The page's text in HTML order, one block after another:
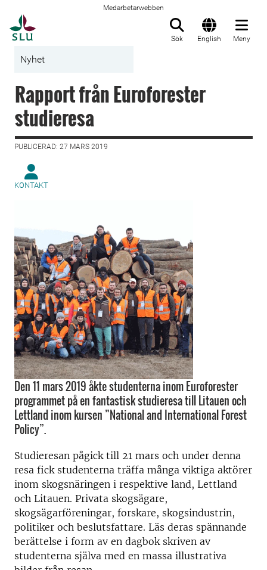
Medarbetarwebben
Sök English Meny
Nyhet
Rapport från Euroforester
studieresa
PUBLICERAD: 27 MARS 2019
KONTAKT
Den 11 mars 2019 åkte studenterna inom Euroforester
programmet på en fantastisk studieresa till Litauen och
Lettland inom kursen ”National and International Forest
Policy”.
Studieresan pågick till 21 mars och under denna
resa fick studenterna träffa många viktiga aktörer
inom skogsnäringen i respektive land, Lettland
och Litauen. Privata skogsägare,
skogsägarföreningar, forskare, skogsindustrin,
politiker och beslutsfattare. Läs deras spännande
berättelse i form av en dagbok skriven av
studenterna själva med en massa illustrativa